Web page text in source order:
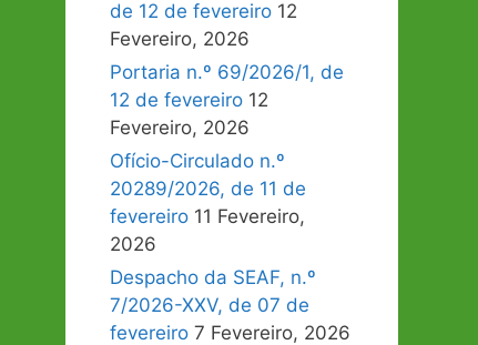
de 12 de fevereiro 12
Fevereiro, 2026
Portaria n.º 69/2026/1, de
12 de fevereiro 12
Fevereiro, 2026
Ofício-Circulado n.º
20289/2026, de 11 de
fevereiro 11 Fevereiro,
2026
Despacho da SEAF, n.º
7/2026-XXV, de 07 de
fevereiro 7 Fevereiro, 2026